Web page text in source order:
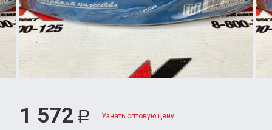
1 572 Р Узнать оптовую цену